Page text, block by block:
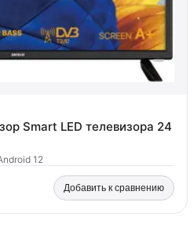
Smart LED телевизора 24
12
Добавить к сравнению